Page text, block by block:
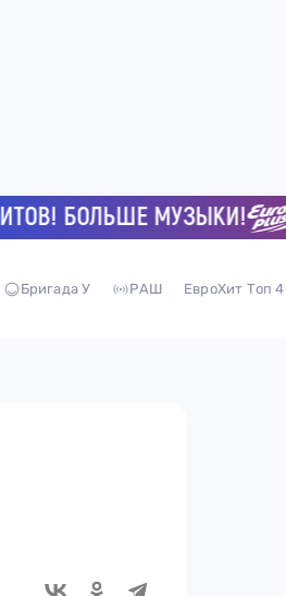
БОЛЬШЕ МУЗЫКИ!
Бригада У РАШ ЕвроХит Топ